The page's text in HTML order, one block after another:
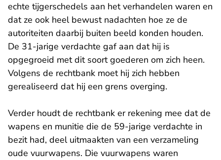
echte tijgerschedels aan het verhandelen waren en
dat ze ook heel bewust nadachten hoe ze de
autoriteiten daarbij buiten beeld konden houden.
De 31-jarige verdachte gaf aan dat hij is
opgegroeid met dit soort goederen om zich heen.
Volgens de rechtbank moet hij zich hebben
gerealiseerd dat hij een grens overging.
Verder houdt de rechtbank er rekening mee dat de
wapens en munitie die de 59-jarige verdachte in
bezit had, deel uitmaakten van een verzameling
oude vuurwapens. Die vuurwapens waren